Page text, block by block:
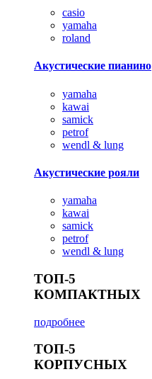
casio
yamaha
roland
Акустические пианино
yamaha
kawai
samick
petrof
wendl & lung
Акустические рояли
yamaha
kawai
samick
petrof
wendl & lung
ТОП-5
КОМПАКТНЫХ
подробнее
ТОП-5
КОРПУСНЫХ